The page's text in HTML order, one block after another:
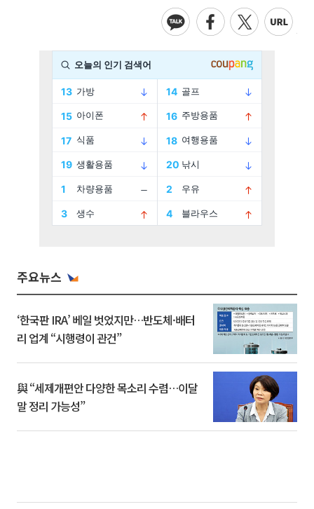
주요뉴스
‘한국판 IRA’ 베일 벗었지만…반도체·배터
리 업계 “시행령이 관건”
與 “세제개편안 다양한 목소리 수렴…이달
말 정리 가능성”